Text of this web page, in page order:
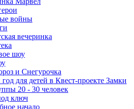
войны
вечеринка
шоу
и Снегурочка
для детей в Квест-проекте Замки
20 - 30 человек
ключ
начало